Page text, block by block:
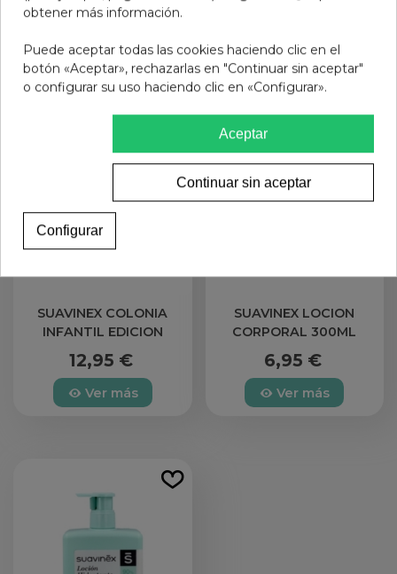
SUAVINEX COLONIA
INFANTIL EDICION
LIMITADA 2020 1 ENVASE
100 ML
12,95 €
Ver más
SUAVINEX LOCION
CORPORAL 300ML
6,95 €
Ver más
obtener más información.
Puede aceptar todas las cookies haciendo clic en el
botón «Aceptar», rechazarlas en "Continuar sin aceptar"
o configurar su uso haciendo clic en «Configurar».
Aceptar
Continuar sin aceptar
Configurar